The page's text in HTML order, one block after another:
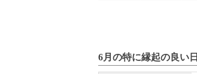
6月の特に縁起の良い日